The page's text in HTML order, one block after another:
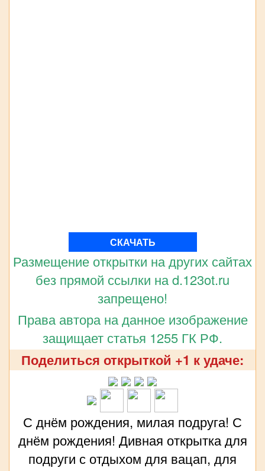
СКАЧАТЬ
Размещение открытки на других сайтах
без прямой ссылки на d.123ot.ru
запрещено!
Права автора на данное изображение
защищает статья 1255 ГК РФ.
Поделиться открыткой +1 к удаче:
С днём рождения, милая подруга! С
днём рождения! Дивная открытка для
подруги с отдыхом для вацап, для